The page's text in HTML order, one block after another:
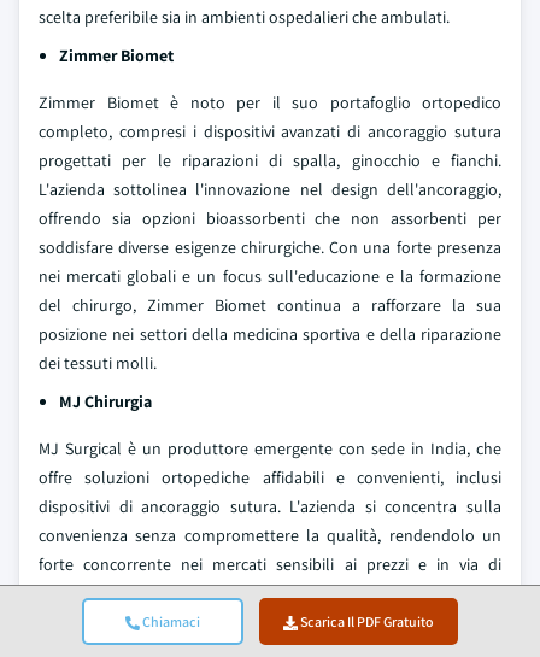
Chiamaci Scarica Il PDF Gratuito
scelta preferibile sia in ambienti ospedalieri che ambulati.
Zimmer Biomet
Zimmer Biomet è noto per il suo portafoglio ortopedico
completo, compresi i dispositivi avanzati di ancoraggio sutura
progettati per le riparazioni di spalla, ginocchio e fianchi.
L'azienda sottolinea l'innovazione nel design dell'ancoraggio,
offrendo sia opzioni bioassorbenti che non assorbenti per
soddisfare diverse esigenze chirurgiche. Con una forte presenza
nei mercati globali e un focus sull'educazione e la formazione
del chirurgo, Zimmer Biomet continua a rafforzare la sua
posizione nei settori della medicina sportiva e della riparazione
dei tessuti molli.
MJ Chirurgia
MJ Surgical è un produttore emergente con sede in India, che
offre soluzioni ortopediche affidabili e convenienti, inclusi
dispositivi di ancoraggio sutura. L'azienda si concentra sulla
convenienza senza compromettere la qualità, rendendolo un
forte concorrente nei mercati sensibili ai prezzi e in via di
sviluppo. La crescente impronta di esportazione e l’impegno di
MJ Surgical per l’eccellenza manifatturiera lo stanno aiutando
ad ottenere il riconoscimento nel panorama ortopedico globale.